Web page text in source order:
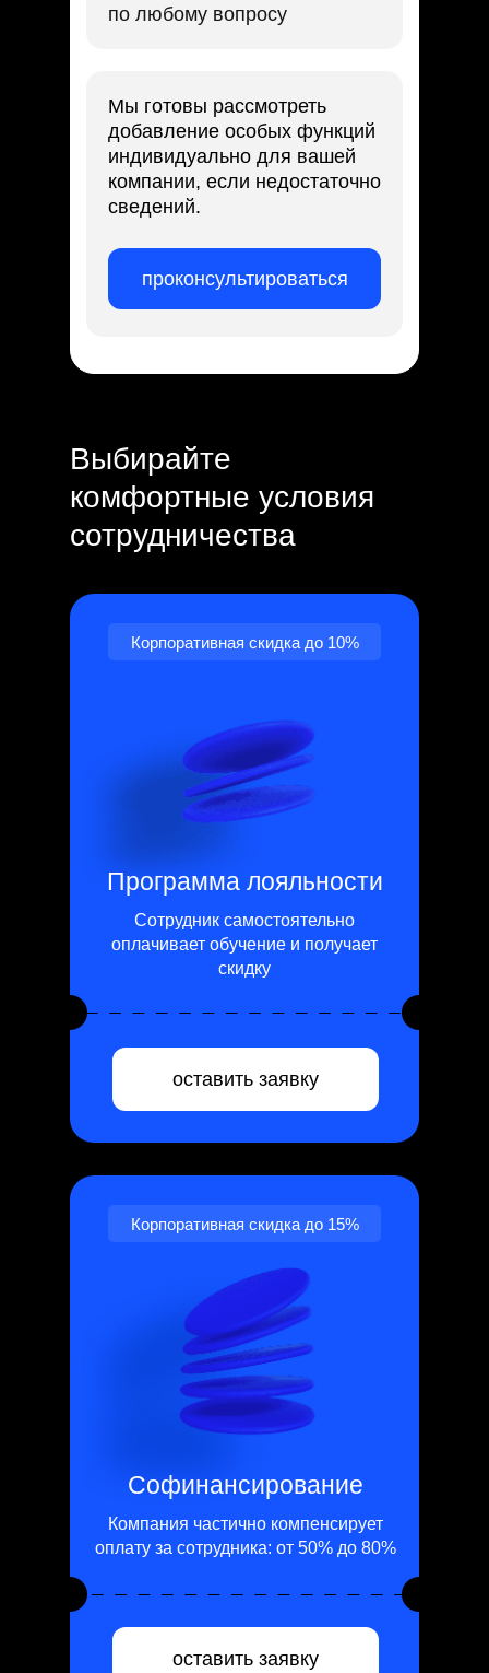
по любому вопросу
проконсультироваться
Мы готовы рассмотреть
добавление особых функций
индивидуально для вашей
компании, если недостаточно
сведений.
Выбирайте
комфортные условия
сотрудничества
оставить заявку
Программа лояльности
Сотрудник самостоятельно
оплачивает обучение и получает
скидку
Корпоративная скидка до 10%
оставить заявку
Корпоративная скидка до 15%
Софинансирование
Компания частично компенсирует
оплату за сотрудника: от 50% до 80%